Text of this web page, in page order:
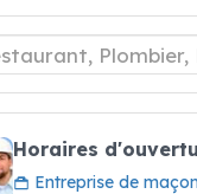
Horaires
Entreprise de